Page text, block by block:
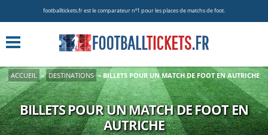
footballtickets.fr est le comparateur nº1 pour les places de matchs de foot.
ACCUEIL » DESTINATIONS » BILLETS POUR UN MATCH DE FOOT EN AUTRICHE
BILLETS POUR UN MATCH DE FOOT EN
AUTRICHE